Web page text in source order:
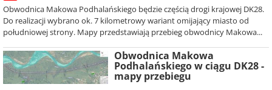
Obwodnica Makowa Podhalańskiego będzie częścią drogi krajowej DK28.
Do realizacji wybrano ok. 7 kilometrowy wariant omijający miasto od
południowej strony. Mapy przedstawiają przebieg obwodnicy Makowa...
Obwodnica Makowa
Podhalańskiego w ciągu DK28 -
mapy przebiegu